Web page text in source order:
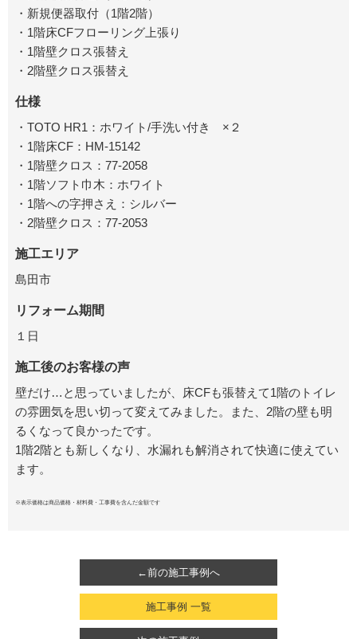
・新規便器取付（1階2階）
・1階床CFフローリング上張り
・1階壁クロス張替え
・2階壁クロス張替え
仕様
・TOTO HR1：ホワイト/手洗い付き ×２
・1階床CF：HM-15142
・1階壁クロス：77-2058
・1階ソフト巾木：ホワイト
・1階への字押さえ：シルバー
・2階壁クロス：77-2053
施工エリア
島田市
リフォーム期間
１日
施工後のお客様の声
壁だけ…と思っていましたが、床CFも張替えて1階のトイレ
の雰囲気を思い切って変えてみました。また、2階の壁も明
るくなって良かったです。
1階2階とも新しくなり、水漏れも解消されて快適に使えてい
ます。
※表示価格は商品価格・材料費・工事費を含んだ金額です
←前の施工事例へ
施工事例 一覧